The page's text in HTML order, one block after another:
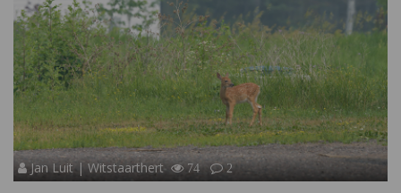
Jan Luit | Witstaarthert 74 2